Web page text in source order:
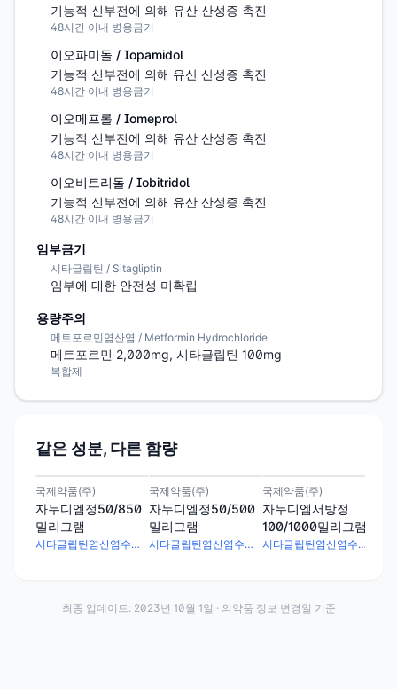
기능적 신부전에 의해 유산 산성증 촉진
48시간 이내 병용금기
이오파미돌 / Iopamidol
기능적 신부전에 의해 유산 산성증 촉진
48시간 이내 병용금기
이오메프롤 / Iomeprol
기능적 신부전에 의해 유산 산성증 촉진
48시간 이내 병용금기
이오비트리돌 / Iobitridol
기능적 신부전에 의해 유산 산성증 촉진
48시간 이내 병용금기
임부금기
시타글립틴 / Sitagliptin
임부에 대한 안전성 미확립
용량주의
메트포르민염산염 / Metformin Hydrochloride
메트포르민 2,000mg, 시타글립틴 100mg
복합제
같은 성분, 다른 함량
국제약품(주)
자누디엠정50/850
밀리그램
시타글립틴염산염수화물 56.69mg · 메트포르민염산염 850mg
국제약품(주)
자누디엠정50/500
밀리그램
시타글립틴염산염수화물 56.69mg · 메트포르민염산염 500mg
국제약품(주)
자누디엠서방정
100/1000밀리그램
시타글립틴염산염수화물 113.37mg · 메트포르민염산염 1000mg
최종 업데이트: 2023년 10월 1일 · 의약품 정보 변경일 기준